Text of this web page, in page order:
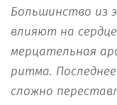
Большинство из
влияют на
мерцательная
ритма.
сложно